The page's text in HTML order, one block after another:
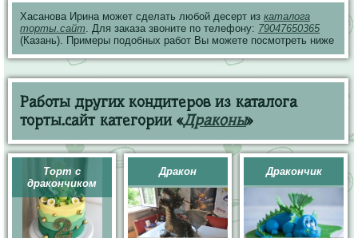
Хасанова Ирина может сделать любой десерт из каталога
торты.сайт. Для заказа звоните по телефону: 79047650365
(Казань). Примеры подобных работ Вы можете посмотреть ниже
Работы других кондитеров из каталога
торты.сайт категории «Драконы»
Торт с
дракончиком
Дракон Дракончик